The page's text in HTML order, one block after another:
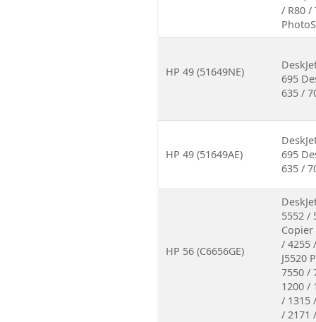
/ R80 /
HP 49 (51649NE)
695
635 /
HP 49 (51649AE)
695
635 /
HP 56 (C6656GE)
5552 /
Copier
/ 4255
J5520
7550 /
1200 /
/ 1315
/ 2171